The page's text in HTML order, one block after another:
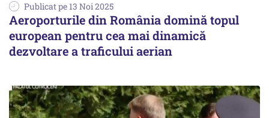
Publicat pe 13 Noi 2025
Aeroporturile din România domină topul
european pentru cea mai dinamică
dezvoltare a traficului aerian